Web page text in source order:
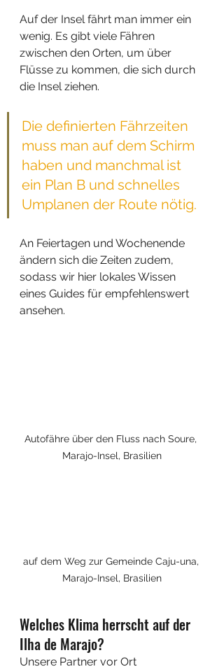
Auf der Insel fährt man immer ein
wenig. Es gibt viele Fähren
zwischen den Orten, um über
Flüsse zu kommen, die sich durch
die Insel ziehen.
Die definierten Fährzeiten
muss man auf dem Schirm
haben und manchmal ist
ein Plan B und schnelles
Umplanen der Route nötig.
An Feiertagen und Wochenende
ändern sich die Zeiten zudem,
sodass wir hier lokales Wissen
eines Guides für empfehlenswert
ansehen.
Autofähre über den Fluss nach Soure,
Marajo-Insel, Brasilien
auf dem Weg zur Gemeinde Caju-una,
Marajo-Insel, Brasilien
Welches Klima herrscht auf der
Ilha de Marajo?
Unsere Partner vor Ort